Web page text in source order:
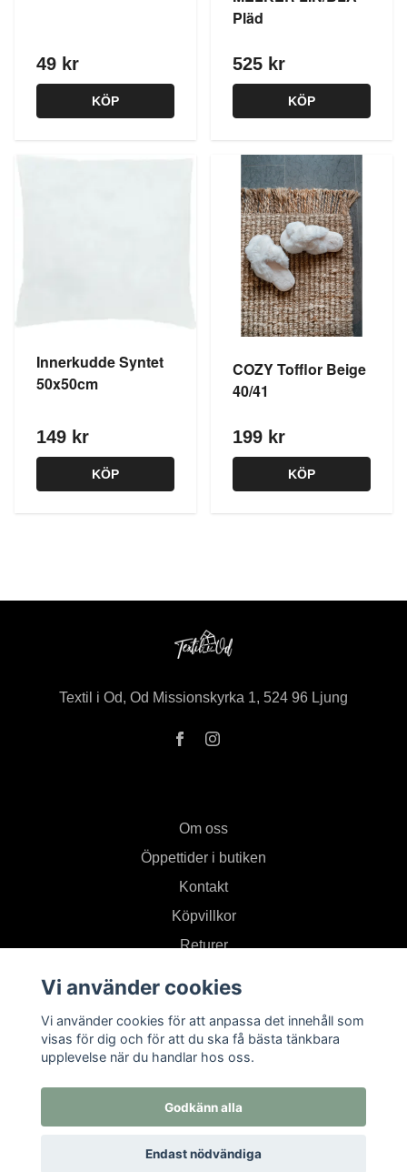
49 kr
KÖP
Pläd
525 kr
KÖP
Innerkudde Syntet
50x50cm
149 kr
KÖP
COZY Tofflor Beige
40/41
199 kr
KÖP
Textil i Od, Od Missionskyrka 1, 524 96 Ljung
Om oss
Öppettider i butiken
Kontakt
Köpvillkor
Returer
Prenumerera på vårt nyhetsbrev
© 2026 Textil i Od
Vi använder cookies
Vi använder cookies för att anpassa det innehåll som
visas för dig och för att du ska få bästa tänkbara
upplevelse när du handlar hos oss.
Godkänn alla
Endast nödvändiga